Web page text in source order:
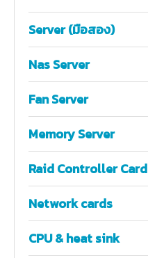
Server (มือสอง)
Nas Server
Fan Server
Memory Server
Raid Controller Card
Network cards
CPU & heat sink